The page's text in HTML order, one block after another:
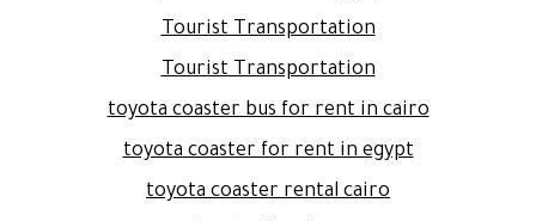
Tourist Transportation
Tourist Transportation
toyota coaster bus for rent in cairo
toyota coaster for rent in egypt
toyota coaster rental cairo